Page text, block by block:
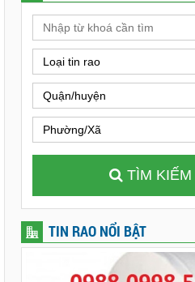
Loại tin rao
Quận/huyện
Phường/Xã
TÌM KIẾM
TIN RAO NỔI BẬT